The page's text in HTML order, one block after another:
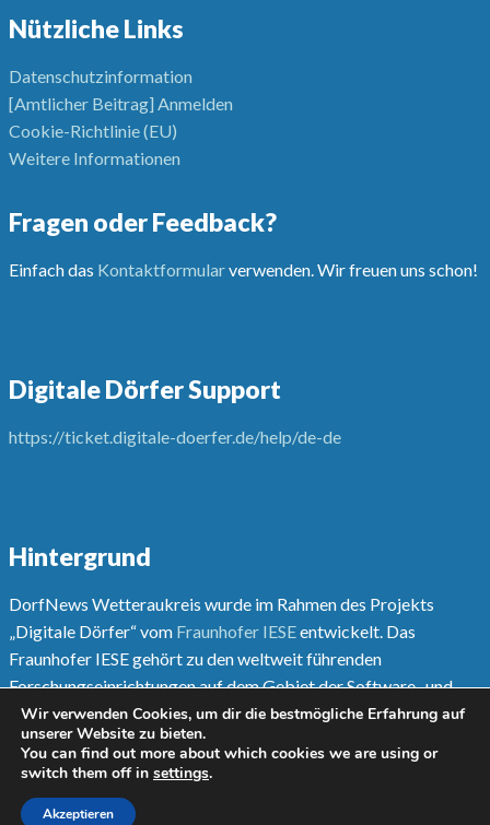
Nützliche Links
Datenschutzinformation
[Amtlicher Beitrag] Anmelden
Cookie-Richtlinie (EU)
Weitere Informationen
Fragen oder Feedback?
Einfach das Kontaktformularverwenden. Wir freuen uns schon!
Digitale Dörfer Support
https://ticket.digitale-doerfer.de/help/de-de
Hintergrund
DorfNews Wetteraukreis wurde im Rahmen des Projekts
„Digitale Dörfer“ vom Fraunhofer IESEentwickelt. Das
Fraunhofer IESE gehört zu den weltweit führenden
Forschungseinrichtungen auf dem Gebiet der Software- und
Systementwicklungsmethoden.
Mehr unterwww.digitale-doerfer.de
Wir verwenden Cookies, um dir die bestmögliche Erfahrung auf
unserer Website zu bieten.
You can find out more about which cookies we are using or
switch them off in settings.
Akzeptieren